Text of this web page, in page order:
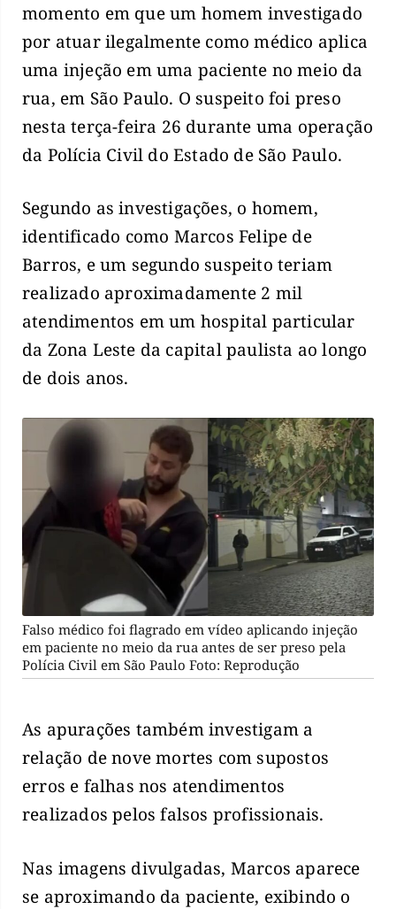
momento em que um homem investigado
por atuar ilegalmente como médico aplica
uma injeção em uma paciente no meio da
rua, em São Paulo. O suspeito foi preso
nesta terça-feira 26 durante uma operação
da Polícia Civil do Estado de São Paulo.
Segundo as investigações, o homem,
identificado como Marcos Felipe de
Barros, e um segundo suspeito teriam
realizado aproximadamente 2 mil
atendimentos em um hospital particular
da Zona Leste da capital paulista ao longo
de dois anos.
Falso médico foi flagrado em vídeo aplicando injeção
em paciente no meio da rua antes de ser preso pela
Polícia Civil em São Paulo Foto: Reprodução
As apurações também investigam a
relação de nove mortes com supostos
erros e falhas nos atendimentos
realizados pelos falsos profissionais.
Nas imagens divulgadas, Marcos aparece
se aproximando da paciente, exibindo o